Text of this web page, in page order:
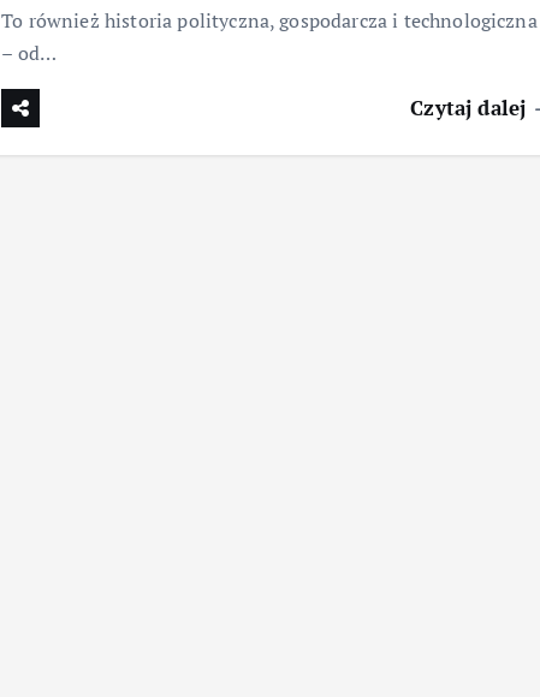
To również historia polityczna, gospodarcza i technologiczna
– od…
Czytaj dalej